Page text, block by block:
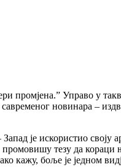
Управо у
новинара –
је искористио своју
тезу да кораци
кажу, боље је једном